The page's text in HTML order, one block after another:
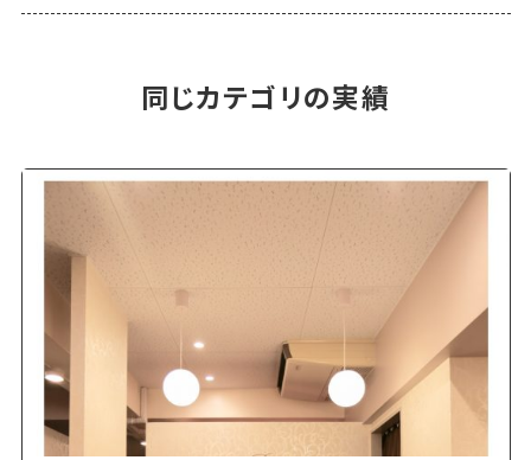
同じカテゴリの実績